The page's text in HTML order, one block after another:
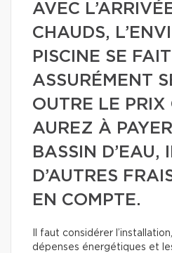
AVEC
CHAUDS,
PISCINE SE FAIT
ASSURÉMENT
OUTRE LE PRIX
AUREZ À
BASSIN D’EAU,
D’AUTRES
EN COMPTE.
Il faut considérer
dépenses énergétiques et